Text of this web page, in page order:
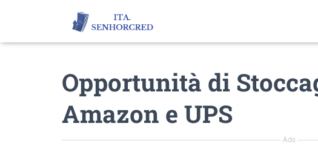
Opportunità di
Amazon e UPS
Ads